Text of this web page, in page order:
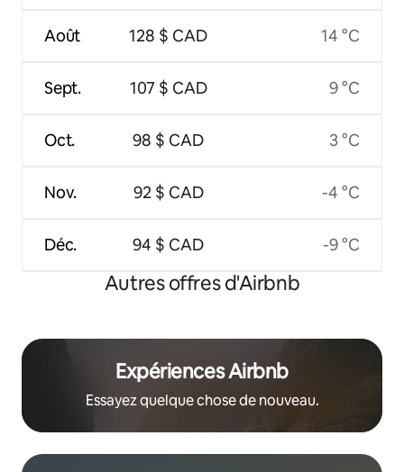
Août
Sept.
Oct.
Nov.
Déc.
128 $ CAD
107 $ CAD
98 $ CAD
92 $ CAD
94 $ CAD
14 °C
9 °C
3 °C
-4 °C
-9 °C
Autres offres d'Airbnb
Expériences Airbnb
Essayez quelque chose de nouveau.